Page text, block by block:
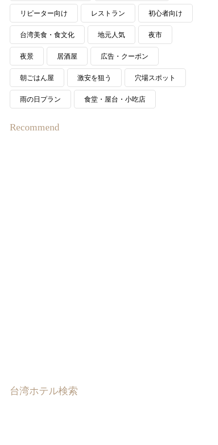
リピーター向け レストラン 初心者向け
台湾美食・食文化 地元人気 夜市
夜景 居酒屋 広告・クーポン
朝ごはん屋 激安を狙う 穴場スポット
雨の日プラン 食堂・屋台・小吃店
Recommend
台湾ホテル検索